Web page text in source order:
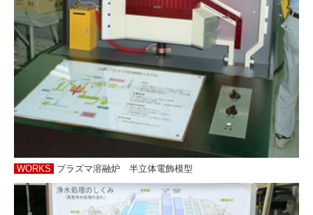
WORKS プラズマ溶融炉 半立体電飾模型